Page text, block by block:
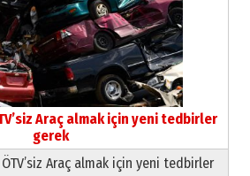
Araç almak için yeni tedbirler
gerek
Araç almak için yeni tedbirler